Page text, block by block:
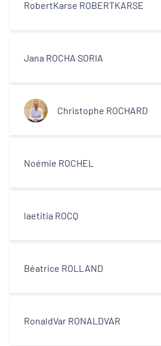
RobertKarse ROBERTKARSE
Jana ROCHA SORIA
Christophe ROCHARD
Noémie ROCHEL
laetitia ROCQ
Béatrice ROLLAND
RonaldVar RONALDVAR